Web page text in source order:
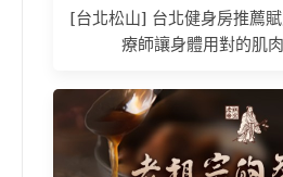
[台北松山] 台北健身房推薦
療師讓身體用對的肌